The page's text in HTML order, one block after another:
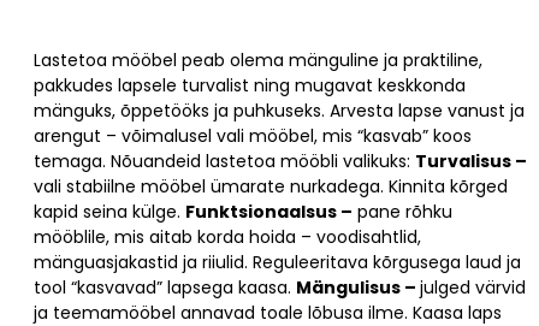
Lastetoa mööbel peab olema mänguline ja praktiline,
pakkudes lapsele turvalist ning mugavat keskkonda
mänguks, õppetööks ja puhkuseks. Arvesta lapse vanust ja
arengut – võimalusel vali mööbel, mis “kasvab” koos
temaga. Nõuandeid lastetoa mööbli valikuks: Turvalisus –
vali stabiilne mööbel ümarate nurkadega. Kinnita kõrged
kapid seina külge. Funktsionaalsus – pane rõhku
mööblile, mis aitab korda hoida – voodisahtlid,
mänguasjakastid ja riiulid. Reguleeritava kõrgusega laud ja
tool “kasvavad” lapsega kaasa. Mängulisus – julged värvid
ja teemamööbel annavad toale lõbusa ilme. Kaasa laps